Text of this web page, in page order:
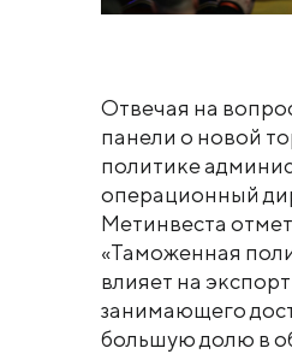
Отвечая на
панели о новой
политике
операционный
Метинвеста
«Таможенная
влияет на экспорт
занимающего
большую долю в